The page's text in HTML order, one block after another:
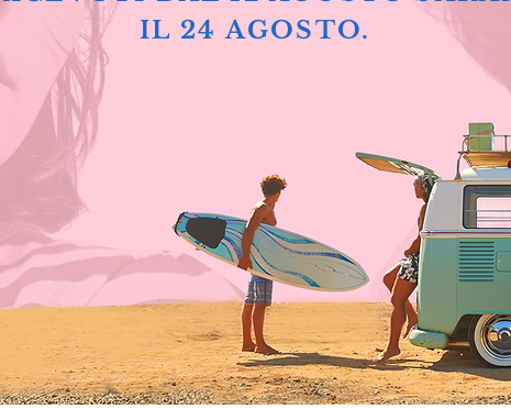
IL 24 AGOSTO.